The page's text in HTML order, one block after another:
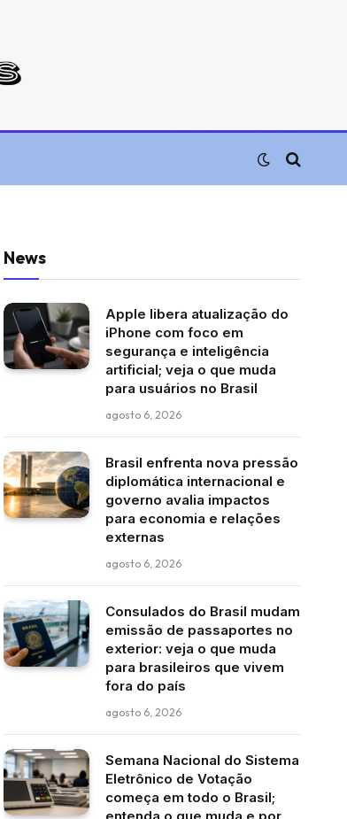
News
Apple libera atualização do
iPhone com foco em
segurança e inteligência
artificial; veja o que muda
para usuários no Brasil
agosto 6, 2026
Brasil enfrenta nova pressão
diplomática internacional e
governo avalia impactos
para economia e relações
externas
agosto 6, 2026
Consulados do Brasil mudam
emissão de passaportes no
exterior: veja o que muda
para brasileiros que vivem
fora do país
agosto 6, 2026
Semana Nacional do Sistema
Eletrônico de Votação
começa em todo o Brasil;